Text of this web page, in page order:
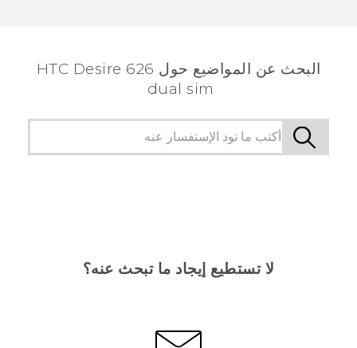
البحث عن المواضيع حول HTC Desire 626
dual sim
لا تستطيع إيجاد ما تبحث عنه؟